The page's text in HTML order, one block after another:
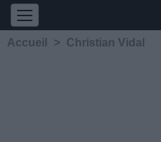
Accueil > Christian Vidal